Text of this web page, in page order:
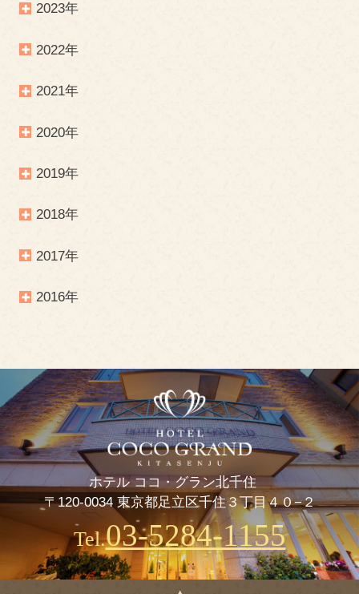
2023年
2022年
2021年
2020年
2019年
2018年
2017年
2016年
ホテル ココ・グラン北千住
〒120-0034 東京都足立区千住３丁目４０−２
Tel.03-5284-1155